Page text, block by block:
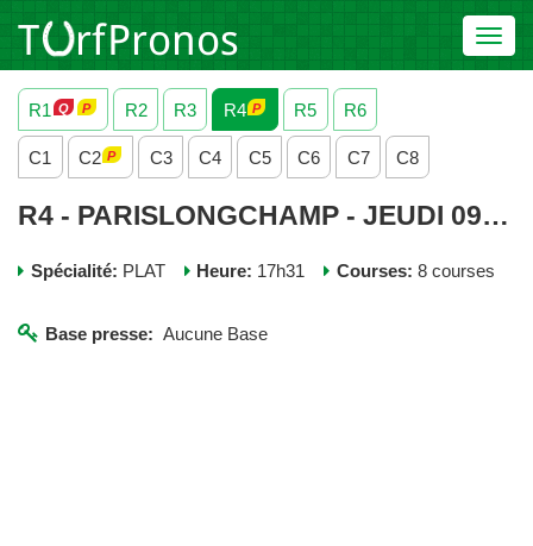
R1
R2 R3 R4 R5 R6
C1 C2 C3 C4 C5 C6 C7 C8
R4 - PARISLONGCHAMP - JEUDI 09 JUILLET 2026
Spécialité: PLAT Heure: 17h31 Courses: 8 courses
Base presse: Aucune Base